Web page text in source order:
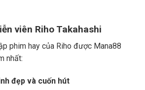
viên Riho Takahashi
phim hay của Riho được Mana88
nhất:
đẹp và cuốn hút